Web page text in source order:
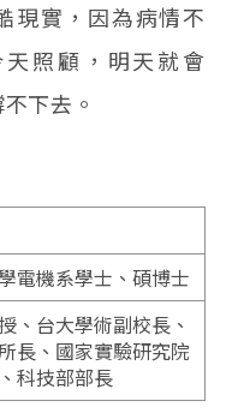
現實，因為病情不
照顧，明天就會
下去。
電機系學士、碩博士
、台大學術副校長、
長、國家實驗研究院
科技部部長